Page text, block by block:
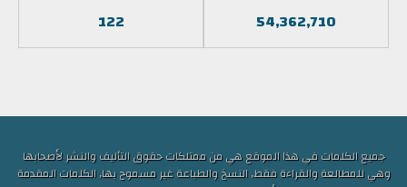
54,362,710
122
جميع الكلمات في هذا الموقع هي من ممتلكات حقوق التأليف والنشر لأصحابها
وهي للمطالعة والقراءة فقط, النسخ والطباعة غير مسموح بها, الكلمات المقدمة